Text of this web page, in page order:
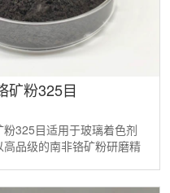
矿粉325目
325目适用于玻璃着色剂
高品级的南非铬矿粉研磨精